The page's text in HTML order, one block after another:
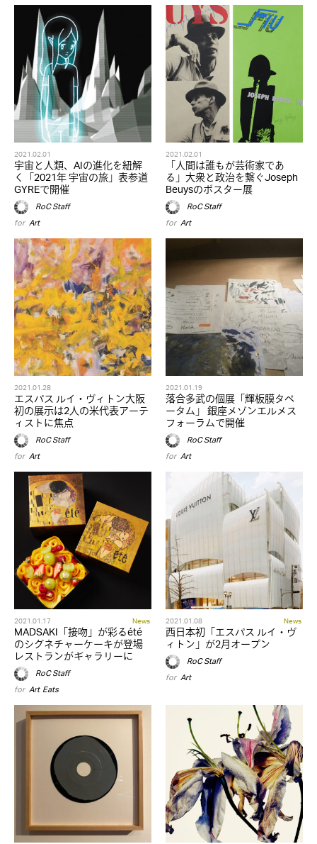
2021.02.01
宇宙と人類、AIの進化を紐解
く「2021年 宇宙の旅」表参道
GYREで開催
RoC Staff
for Art
2021.02.01
「人間は誰もが芸術家であ
る」大衆と政治を繋ぐJoseph
Beuysのポスター展
RoC Staff
for Art
2021.01.28
エスパス ルイ・ヴィトン大阪
初の展示は2人の米代表アーテ
ィストに焦点
RoC Staff
for Art
2021.01.19
落合多武の個展「輝板膜タペ
ータム」 銀座メゾンエルメス
フォーラムで開催
RoC Staff
for Art
2021.01.17 News
MADSAKI「接吻」が彩るété
のシグネチャーケーキが登場
レストランがギャラリーに
RoC Staff
for Art,Eats
2021.01.08 News
西日本初「エスパス ルイ・ヴ
ィトン」が2月オープン
RoC Staff
for Art